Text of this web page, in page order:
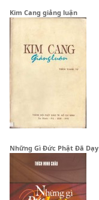
Kim Cang giảng luận
Những Gì Đức Phật Đã Dạy